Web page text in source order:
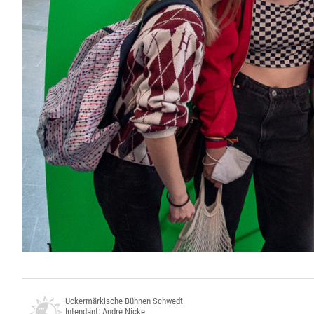
Uckermärkische Bühnen Schwedt
Intendant: André Nicke